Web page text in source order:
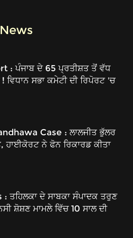
: ਪੰਜਾਬ ਦੇ 65 ਪ੍ਰਤੀਸ਼ਤ ਤੋਂ ਵੱਧ
ਸਭਾ ਕਮੇਟੀ ਦੀ ਰਿਪੋਰਟ 'ਚ
Case : ਲਾਲਜੀਤ ਭੁੱਲਰ
ਹਾਈਕੋਰਟ ਨੇ ਫੋਨ ਰਿਕਾਰਡ ਕੀਤਾ
ਤਹਿਲਕਾ ਦੇ ਸਾਬਕਾ ਸੰਪਾਦਕ ਤਰੁਣ
ਸ਼ੋਸ਼ਣ ਮਾਮਲੇ ਵਿੱਚ 10 ਸਾਲ ਦੀ